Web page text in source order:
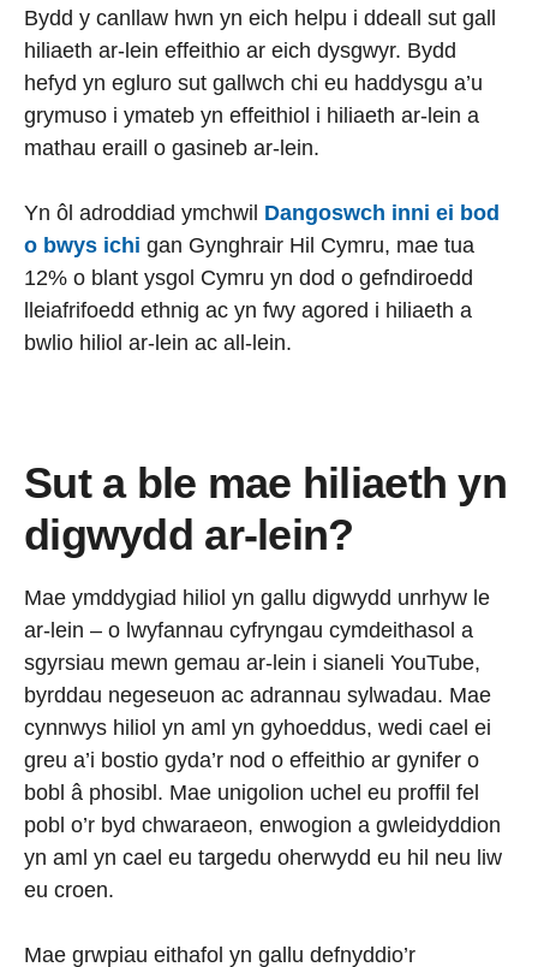
Bydd y canllaw hwn yn eich helpu i ddeall sut gall
hiliaeth ar-lein effeithio ar eich dysgwyr. Bydd
hefyd yn egluro sut gallwch chi eu haddysgu a’u
grymuso i ymateb yn effeithiol i hiliaeth ar-lein a
mathau eraill o gasineb ar-lein.
Yn ôl adroddiad ymchwil Dangoswch inni ei bod
o bwys ichi gan Gynghrair Hil Cymru, mae tua
12% o blant ysgol Cymru yn dod o gefndiroedd
lleiafrifoedd ethnig ac yn fwy agored i hiliaeth a
bwlio hiliol ar-lein ac all-lein.
Sut a ble mae hiliaeth yn
digwydd ar-lein?
Mae ymddygiad hiliol yn gallu digwydd unrhyw le
ar-lein – o lwyfannau cyfryngau cymdeithasol a
sgyrsiau mewn gemau ar-lein i sianeli YouTube,
byrddau negeseuon ac adrannau sylwadau. Mae
cynnwys hiliol yn aml yn gyhoeddus, wedi cael ei
greu a’i bostio gyda’r nod o effeithio ar gynifer o
bobl â phosibl. Mae unigolion uchel eu proffil fel
pobl o’r byd chwaraeon, enwogion a gwleidyddion
yn aml yn cael eu targedu oherwydd eu hil neu liw
eu croen.
Mae grwpiau eithafol yn gallu defnyddio’r